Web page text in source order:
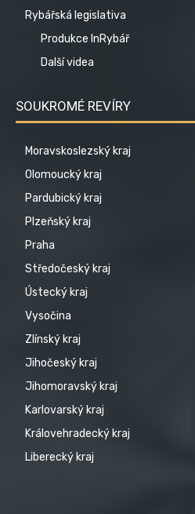
Rybářská legislativa
Produkce InRybář
Další videa
SOUKROMÉ REVÍRY
Moravskoslezský kraj
Olomoucký kraj
Pardubický kraj
Plzeňský kraj
Praha
Středočeský kraj
Ústecký kraj
Vysočina
Zlínský kraj
Jihočeský kraj
Jihomoravský kraj
Karlovarský kraj
Královehradecký kraj
Liberecký kraj